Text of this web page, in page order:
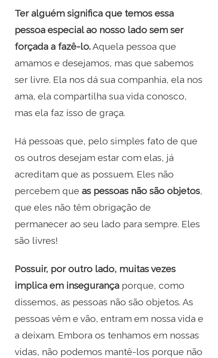
Ter alguém significa que temos essa
pessoa especial ao nosso lado sem ser
forçada a fazê-lo.Aquela pessoa que
amamos e desejamos, mas que sabemos
ser livre. Ela nos dá sua companhia, ela nos
ama, ela compartilha sua vida conosco,
mas ela faz isso de graça.
Há pessoas que, pelo simples fato de que
os outros desejam estar com elas, já
acreditam que as possuem. Eles não
percebem que as pessoas não são objetos,
que eles não têm obrigação de
permanecer ao seu lado para sempre. Eles
são livres!
Possuir, por outro lado, muitas vezes
implica em insegurança porque, como
dissemos, as pessoas não são objetos. As
pessoas vêm e vão, entram em nossa vida e
a deixam. Embora os tenhamos em nossas
vidas, não podemos mantê-los porque não